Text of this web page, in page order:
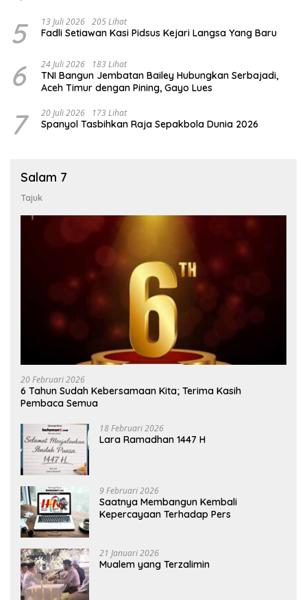
5 13 Juli 2026 205 Lihat
Fadli Setiawan Kasi Pidsus Kejari Langsa Yang Baru
6 24 Juli 2026 183 Lihat
TNI Bangun Jembatan Bailey Hubungkan Serbajadi,
Aceh Timur dengan Pining, Gayo Lues
7 20 Juli 2026 173 Lihat
Spanyol Tasbihkan Raja Sepakbola Dunia 2026
Salam 7
Tajuk
20 Februari 2026
6 Tahun Sudah Kebersamaan Kita; Terima Kasih
Pembaca Semua
18 Februari 2026
Lara Ramadhan 1447 H
9 Februari 2026
Saatnya Membangun Kembali
Kepercayaan Terhadap Pers
21 Januari 2026
Mualem yang Terzalimin